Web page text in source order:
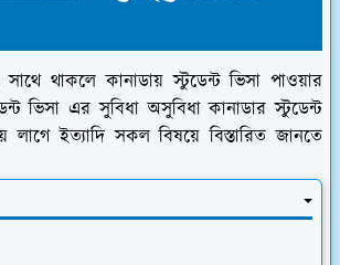
থাকলে কানাডায় স্টুডেন্ট ভিসা পাওয়ার
ভিসা এর সুবিধা অসুবিধা কানাডার স্টুডেন্ট
ইত্যাদি সকল বিষয়ে বিস্তারিত জানতে